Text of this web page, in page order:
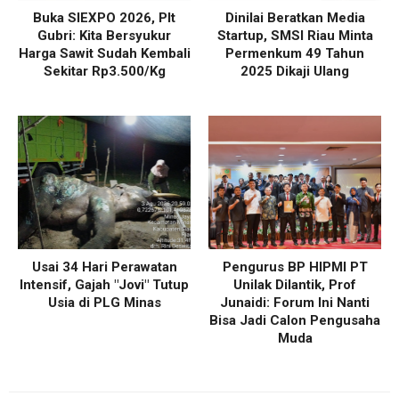
Buka SIEXPO 2026, Plt
Gubri: Kita Bersyukur
Harga Sawit Sudah Kembali
Sekitar Rp3.500/Kg
Dinilai Beratkan Media
Startup, SMSI Riau Minta
Permenkum 49 Tahun
2025 Dikaji Ulang
Usai 34 Hari Perawatan
Intensif, Gajah "Jovi" Tutup
Usia di PLG Minas
Pengurus BP HIPMI PT
Unilak Dilantik, Prof
Junaidi: Forum Ini Nanti
Bisa Jadi Calon Pengusaha
Muda